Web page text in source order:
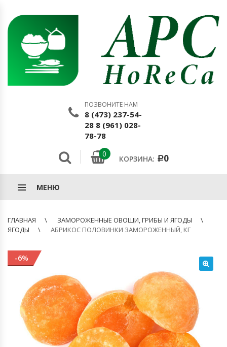
ПОЗВОНИТЕ НАМ
8 (473) 237-54-
28 8 (961) 028-
78-78
0
КОРЗИНА: Р0
МЕНЮ
ГЛАВНАЯ
ЗАМОРОЖЕННЫЕ ОВОЩИ, ГРИБЫ И ЯГОДЫ
ЯГОДЫ
АБРИКОС ПОЛОВИНКИ ЗАМОРОЖЕННЫЙ, КГ
-6%